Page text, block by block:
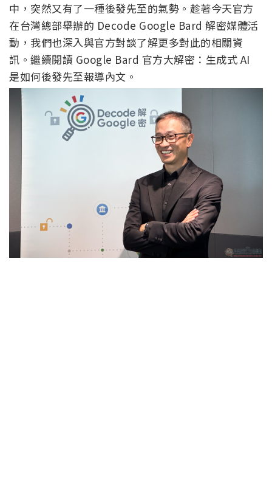
中，突然又有了一種後發先至的氣勢。趁著今天官方
在台灣總部舉辦的 Decode Google Bard 解密媒體活
動，我們也深入與官方對談了解更多對此的相關資
訊。繼續閱讀 Google Bard 官方大解密：生成式 AI
是如何後發先至報導內文。